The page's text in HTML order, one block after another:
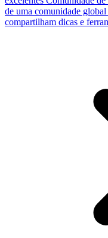
de uma comunidade
compartilham dicas e